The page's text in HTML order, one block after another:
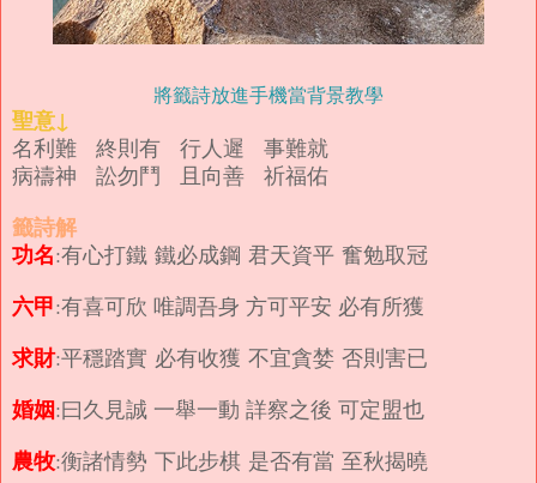
將籤詩放進手機當背景教學
聖意↓
名利難 終則有 行人遲 事難就
病禱神 訟勿鬥 且向善 祈福佑
籤詩解
功名:有心打鐵 鐵必成鋼 君天資平 奮勉取冠
六甲:有喜可欣 唯調吾身 方可平安 必有所獲
求財:平穩踏實 必有收獲 不宜貪婪 否則害已
婚姻:曰久見誠 一舉一動 詳察之後 可定盟也
農牧:衡諸情勢 下此步棋 是否有當 至秋揭曉